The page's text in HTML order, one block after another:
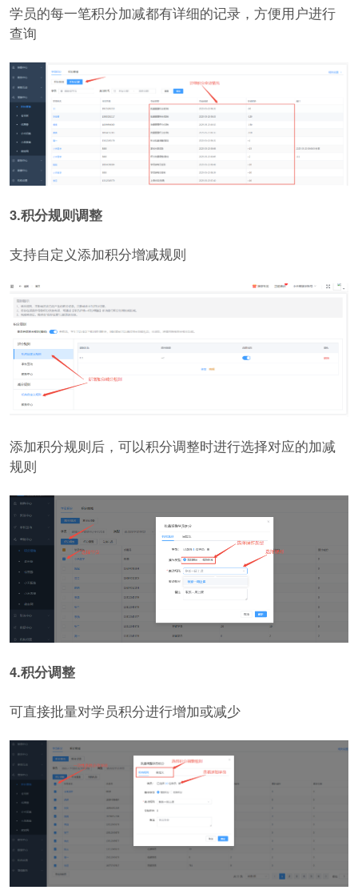
学员的每一笔积分加减都有详细的记录，方便用户进行
查询
3.积分规则调整
支持自定义添加积分增减规则
添加积分规则后，可以积分调整时进行选择对应的加减
规则
4.积分调整
可直接批量对学员积分进行增加或减少